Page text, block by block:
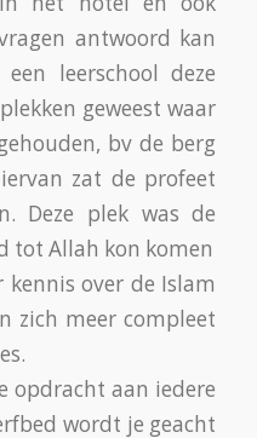
,
INTEGRATIE
,MCB ACTIVITEITEN
Christendom en
Sazan
voor het
en de nieuwe
bijeenkomst waar